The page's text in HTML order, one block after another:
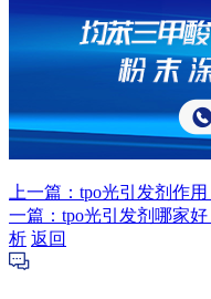
上一篇：tpo光引发剂作
一篇：tpo光引发剂哪家
析 返回